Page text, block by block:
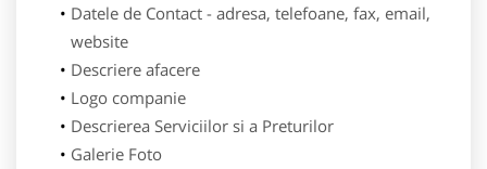
Datele de Contact - adresa, telefoane, fax, email,
website
Descriere afacere
Logo companie
Descrierea Serviciilor si a Preturilor
Galerie Foto